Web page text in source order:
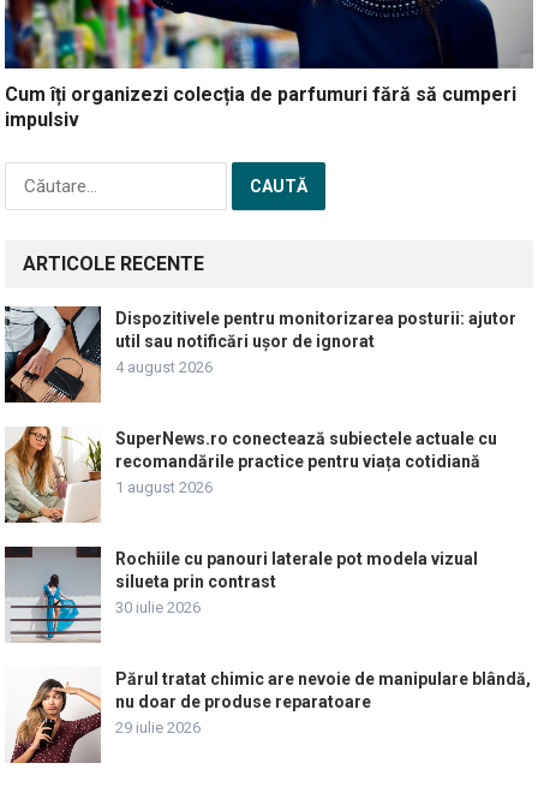
Cum îți organizezi colecția de parfumuri fără să cumperi
impulsiv
Caută
ARTICOLE RECENTE
Dispozitivele pentru monitorizarea posturii: ajutor
util sau notificări ușor de ignorat
4 august 2026
SuperNews.ro conectează subiectele actuale cu
recomandările practice pentru viața cotidiană
1 august 2026
Rochiile cu panouri laterale pot modela vizual
silueta prin contrast
30 iulie 2026
Părul tratat chimic are nevoie de manipulare blândă,
nu doar de produse reparatoare
29 iulie 2026